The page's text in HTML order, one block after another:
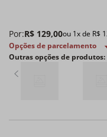
Por:R$ 129,00ou 1x de R$
Opções de parcelamento
Outras opções de produtos: